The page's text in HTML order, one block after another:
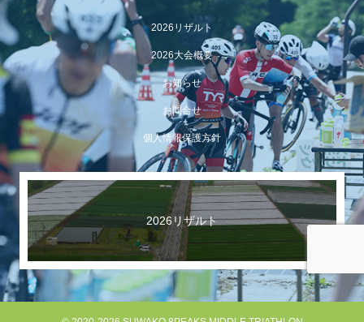
【イベント報告】Luminaオンラインガイドツアーが開催
されました
2026リザルト
2026大会概要
お知らせ
お問合せ
個人情報保護方針
2026リザルト